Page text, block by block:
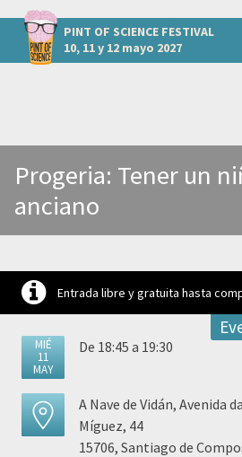
PINT OF SCIENCE FESTIVAL
10, 11 y 12 mayo 2027
otros eventos A CORUÑA -
Progeria: Tener un
anciano
Entrada libre y gratuita hasta
MIÉ
11
MAY
De 18:45 a 19:30
A Nave de Vidán, Avenida
Míguez, 44
15706, Santiago de